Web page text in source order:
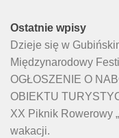
Ostatnie wpisy
Dzieje się w
Międzynarodowy
OGŁOSZENIE O
OBIEKTU
XX Piknik Rowerowy
wakacji.